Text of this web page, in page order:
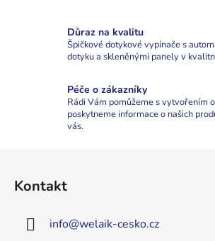
Důraz na kvalitu
Špičkové dotykové vypínače s
dotyku a skleněnými panely v
Péče o zákazníky
Rádi Vám pomůžeme s vytvořením
poskytneme informace o našich
vás.
Kontakt
info@welaik-cesko.cz